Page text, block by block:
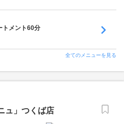
トメント60分
全てのメニューを見る
ュ」つくば店